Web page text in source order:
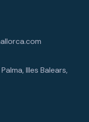
Illes Balears,